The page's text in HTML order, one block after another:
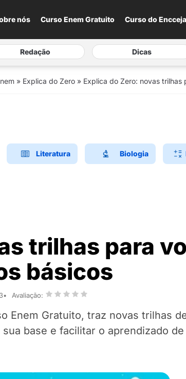
nós Curso Enem Gratuito Curso do Encceja
Redação Dicas
» Explica do Zero » Explica do Zero: novas
Literatura Biologia
trilhas para
básicos
Avaliação:
Enem Gratuito, traz novas trilhas
base e facilitar o aprendizado